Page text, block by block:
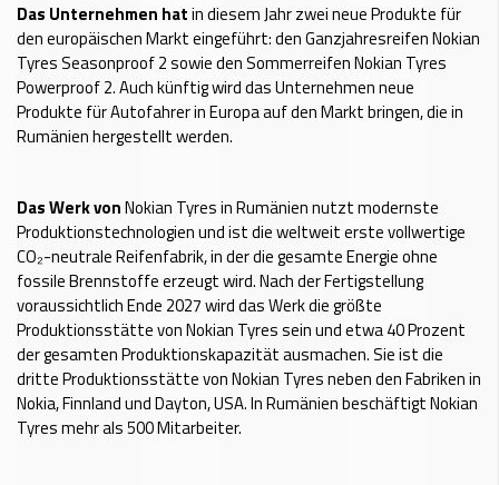
Das Unternehmen hatin diesem Jahr zwei neue Produkte für
den europäischen Markt eingeführt: den Ganzjahresreifen Nokian
Tyres Seasonproof 2 sowie den Sommerreifen Nokian Tyres
Powerproof 2. Auch künftig wird das Unternehmen neue
Produkte für Autofahrer in Europa auf den Markt bringen, die in
Rumänien hergestellt werden.
Das Werk vonNokian Tyres in Rumänien nutzt modernste
Produktionstechnologien und ist die weltweit erste vollwertige
CO₂-neutrale Reifenfabrik, in der die gesamte Energie ohne
fossile Brennstoffe erzeugt wird. Nach der Fertigstellung
voraussichtlich Ende 2027 wird das Werk die größte
Produktionsstätte von Nokian Tyres sein und etwa 40 Prozent
der gesamten Produktionskapazität ausmachen. Sie ist die
dritte Produktionsstätte von Nokian Tyres neben den Fabriken in
Nokia, Finnland und Dayton, USA. In Rumänien beschäftigt Nokian
Tyres mehr als 500 Mitarbeiter.